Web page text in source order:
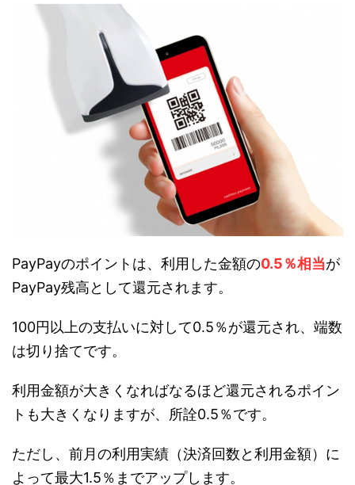
PayPayのポイントは、利用した金額の0.5％相当が
PayPay残高として還元されます。
100円以上の支払いに対して0.5％が還元され、端数
は切り捨てです。
利用金額が大きくなればなるほど還元されるポイン
トも大きくなりますが、所詮0.5％です。
ただし、前月の利用実績（決済回数と利用金額）に
よって最大1.5％までアップします。